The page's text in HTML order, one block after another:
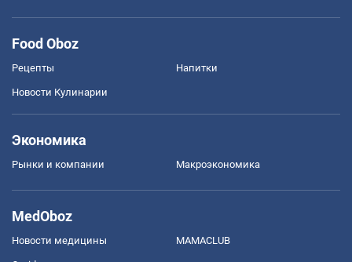
Food Oboz
Рецепты Напитки
Новости Кулинарии
Экономика
Рынки и компании Mакроэкономика
MedOboz
Новости медицины MAMACLUB